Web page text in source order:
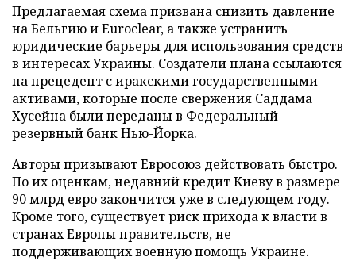
Предлагаемая схема призвана снизить давление
на Бельгию и Euroclear, а также устранить
юридические барьеры для использования средств
в интересах Украины. Создатели плана ссылаются
на прецедент с иракскими государственными
активами, которые после свержения Саддама
Хусейна были переданы в Федеральный
резервный банк Нью-Йорка.
Авторы призывают Евросоюз действовать быстро.
По их оценкам, недавний кредит Киеву в размере
90 млрд евро закончится уже в следующем году.
Кроме того, существует риск прихода к власти в
странах Европы правительств, не
поддерживающих военную помощь Украине.